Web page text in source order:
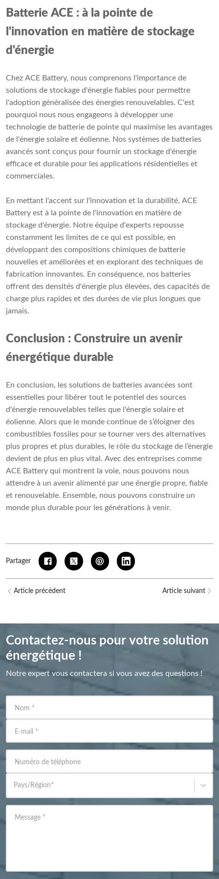
Batterie ACE : à la pointe de
l'innovation en matière de stockage
d'énergie
Chez ACE Battery, nous comprenons l'importance de
solutions de stockage d'énergie fiables pour permettre
l'adoption généralisée des énergies renouvelables. C'est
pourquoi nous nous engageons à développer une
technologie de batterie de pointe qui maximise les avantages
de l'énergie solaire et éolienne. Nos systèmes de batteries
avancés sont conçus pour fournir un stockage d'énergie
efficace et durable pour les applications résidentielles et
commerciales.
En mettant l'accent sur l'innovation et la durabilité, ACE
Battery est à la pointe de l'innovation en matière de
stockage d'énergie. Notre équipe d'experts repousse
constamment les limites de ce qui est possible, en
développant des compositions chimiques de batterie
nouvelles et améliorées et en explorant des techniques de
fabrication innovantes. En conséquence, nos batteries
offrent des densités d'énergie plus élevées, des capacités de
charge plus rapides et des durées de vie plus longues que
jamais.
Conclusion : Construire un avenir
énergétique durable
En conclusion, les solutions de batteries avancées sont
essentielles pour libérer tout le potentiel des sources
d'énergie renouvelables telles que l'énergie solaire et
éolienne. Alors que le monde continue de s’éloigner des
combustibles fossiles pour se tourner vers des alternatives
plus propres et plus durables, le rôle du stockage de l’énergie
devient de plus en plus vital. Avec des entreprises comme
ACE Battery qui montrent la voie, nous pouvons nous
attendre à un avenir alimenté par une énergie propre, fiable
et renouvelable. Ensemble, nous pouvons construire un
monde plus durable pour les générations à venir.
Partager
Article précédent Article suivant
Contactez-nous pour votre solution
énergétique !
Notre expert vous contactera si vous avez des questions !
Nom *
E-mail *
Numéro de téléphone
Pays/Région*
Message *